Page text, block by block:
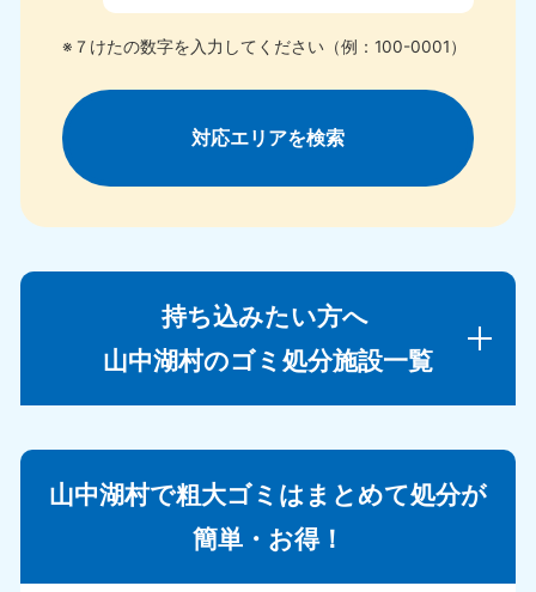
※７けたの数字を入力してください（例：100-0001）
対応エリアを検索
持ち込みたい方へ
山中湖村のゴミ処分施設一覧
山中湖村で粗大ゴミはまとめて処分が
簡単・お得！